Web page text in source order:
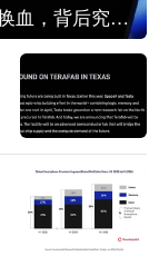
谷歌AI大换血，背后究竟发生了什么？